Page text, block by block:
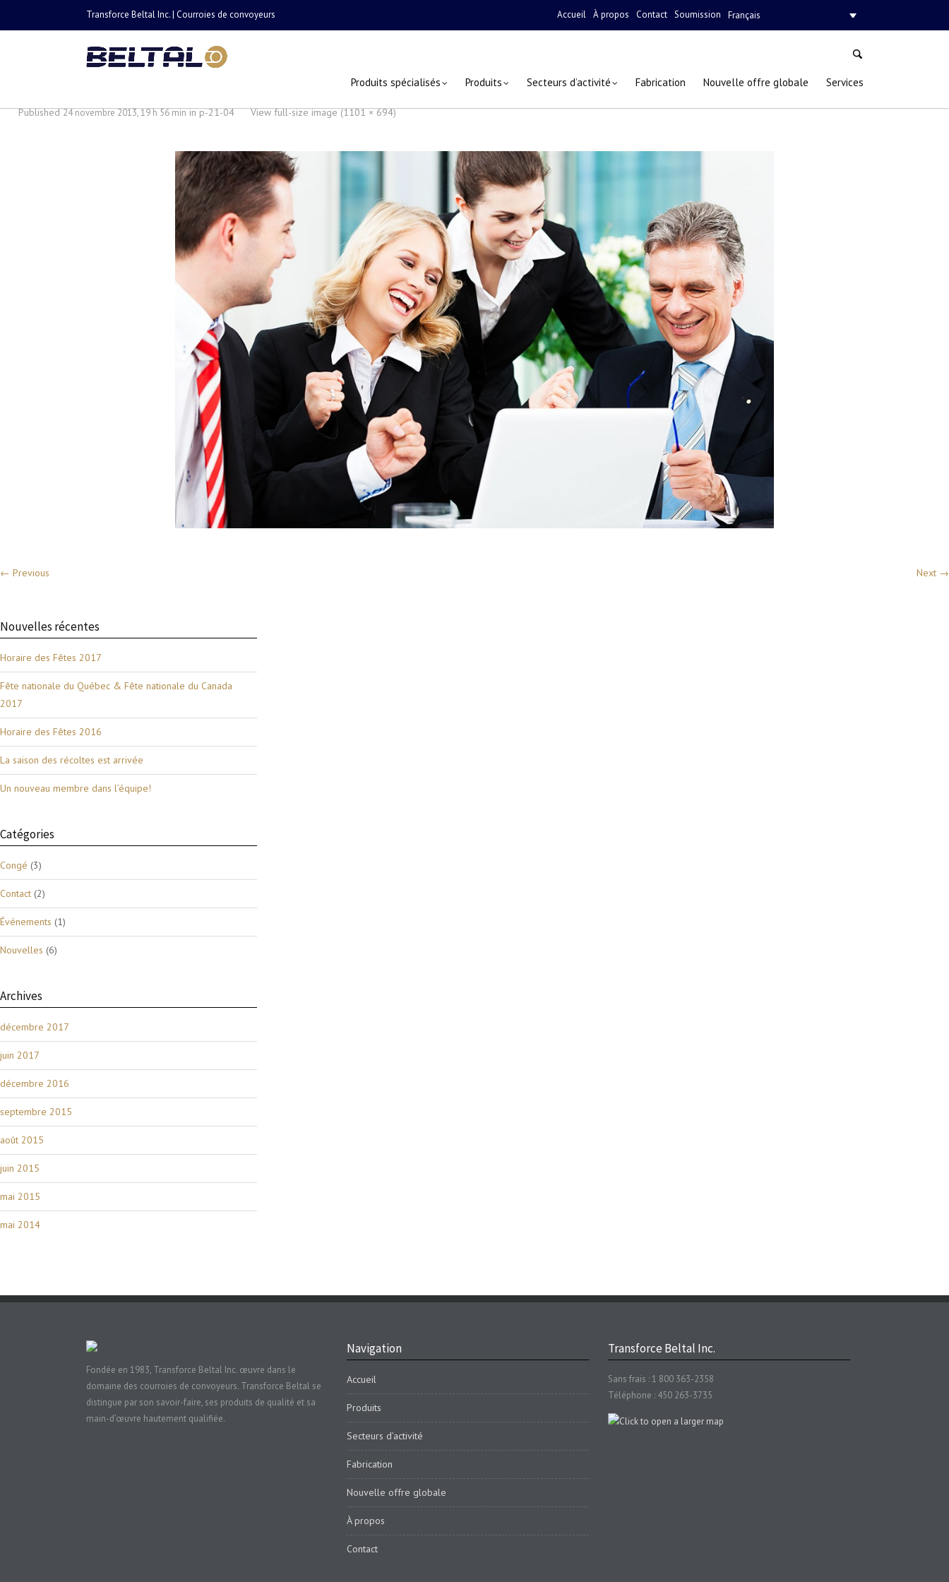
Transforce Beltal Inc. | Courroies de convoyeurs Accueil À propos Contact Soumission Français
Produits spécialisés Produits Secteurs d’activité Fabrication Nouvelle offre globale Services
Published24 novembre 2013, 19 h 56 mininp-21-04 · View full-size image (1101 × 694)
← Previous Next →
Nouvelles récentes
Horaire des Fêtes 2017
Fête nationale du Québec & Fête nationale du Canada
2017
Horaire des Fêtes 2016
La saison des récoltes est arrivée
Un nouveau membre dans l’équipe!
Catégories
Congé (3)
Contact (2)
Événements (1)
Nouvelles (6)
Archives
décembre 2017
juin 2017
décembre 2016
septembre 2015
août 2015
juin 2015
mai 2015
mai 2014
Fondée en 1983, Transforce Beltal Inc. œuvre dans le
domaine des courroies de convoyeurs. Transforce Beltal se
distingue par son savoir-faire, ses produits de qualité et sa
main-d’œuvre hautement qualifiée.
Navigation
Accueil
Produits
Secteurs d’activité
Fabrication
Nouvelle offre globale
À propos
Contact
Transforce Beltal Inc.
Sans frais : 1 800 363-2358
Téléphone : 450 263-3735